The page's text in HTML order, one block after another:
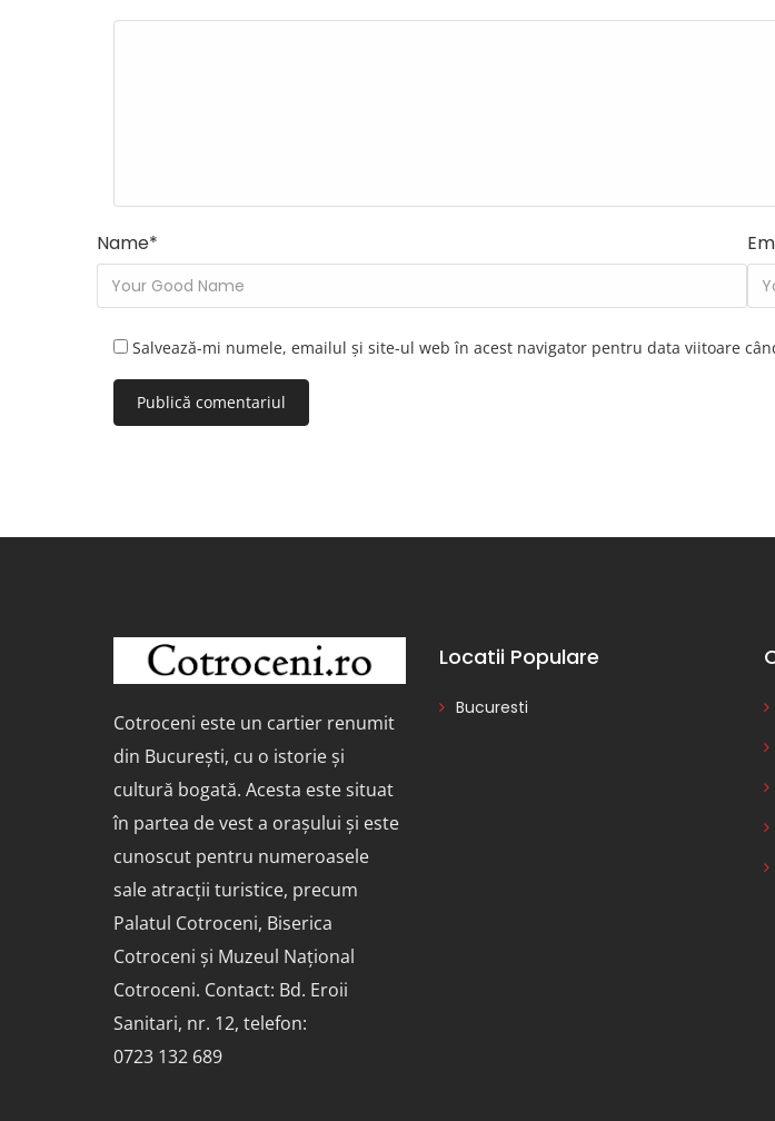
Name*
Salvează-mi numele, emailul și site-ul web în acest navigator pentru data viitoare
Cotroceni este un cartier renumit
din București, cu o istorie și
cultură bogată. Acesta este situat
în partea de vest a orașului și este
cunoscut pentru numeroasele
sale atracții turistice, precum
Palatul Cotroceni, Biserica
Cotroceni și Muzeul Național
Cotroceni. Contact: Bd. Eroii
Sanitari, nr. 12, telefon:
0723 132 689
Locatii Populare
Bucuresti